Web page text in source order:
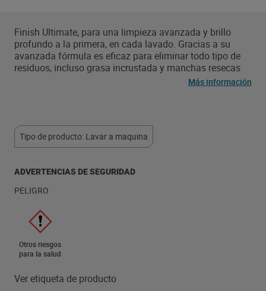
Finish Ultimate, para una limpieza avanzada y brillo
profundo a la primera, en cada lavado. Gracias a su
avanzada fórmula es eficaz para eliminar todo tipo de
residuos, incluso grasa incrustada y manchas resecas
hasta 48 horas después, sin necesidad de prelavar. Las
Más información
Tipo de producto: Lavar a maquina
ADVERTENCIAS DE SEGURIDAD
PELIGRO
Otros riesgos
para la salud
Ver etiqueta de producto